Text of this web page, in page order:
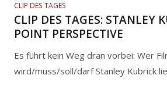
CLIP DES TAGES
CLIP DES TAGES: STANLEY
POINT PERSPECTIVE
Es führt kein Weg dran vorbei: Wer
wird/muss/soll/darf Stanley Kubrick